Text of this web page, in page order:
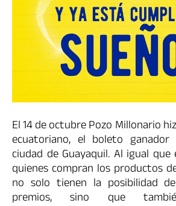
El 14 de octubre Pozo Millonario
ecuatoriano, el boleto
ciudad de Guayaquil. Al igual
quienes compran los productos
no solo tienen la posibilidad
premios, sino que